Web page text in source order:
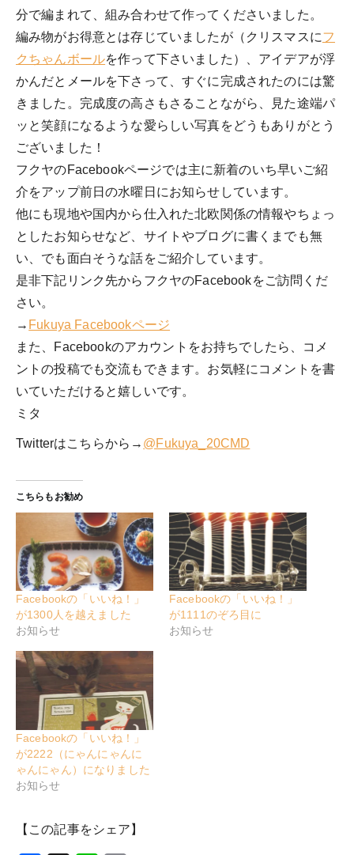
分で編まれて、組み合わせて作ってくださいました。
編み物がお得意とは存じていましたが（クリスマスにフ
クちゃんボールを作って下さいました）、アイデアが浮
かんだとメールを下さって、すぐに完成されたのには驚
きました。完成度の高さもさることながら、見た途端パ
ッと笑顔になるような愛らしい写真をどうもありがとう
ございました！
フクヤのFacebookページでは主に新着のいち早いご紹
介をアップ前日の水曜日にお知らせしています。
他にも現地や国内から仕入れた北欧関係の情報やちょっ
としたお知らせなど、サイトやブログに書くまでも無
い、でも面白そうな話をご紹介しています。
是非下記リンク先からフクヤのFacebookをご訪問くだ
さい。
→ Fukuya Facebookページ
また、Facebookのアカウントをお持ちでしたら、コメ
ントの投稿でも交流もできます。お気軽にコメントを書
いていただけると嬉しいです。
ミタ
Twitterはこちらから→ @Fukuya_20CMD
こちらもお勧め
Facebookの「いいね！」
が1300人を越えました
お知らせ
Facebookの「いいね！」
が1111のぞろ目に
お知らせ
Facebookの「いいね！」
が2222（にゃんにゃんに
ゃんにゃん）になりました
お知らせ
【この記事をシェア】